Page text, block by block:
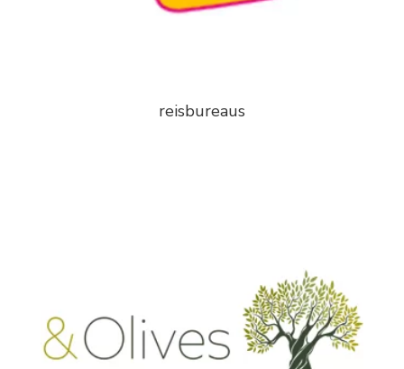
reisbureaus